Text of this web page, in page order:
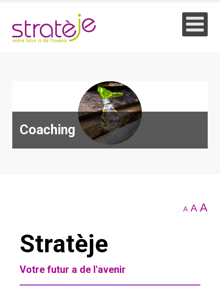
Coaching
A A A
Stratèje
Votre futur a de l'avenir